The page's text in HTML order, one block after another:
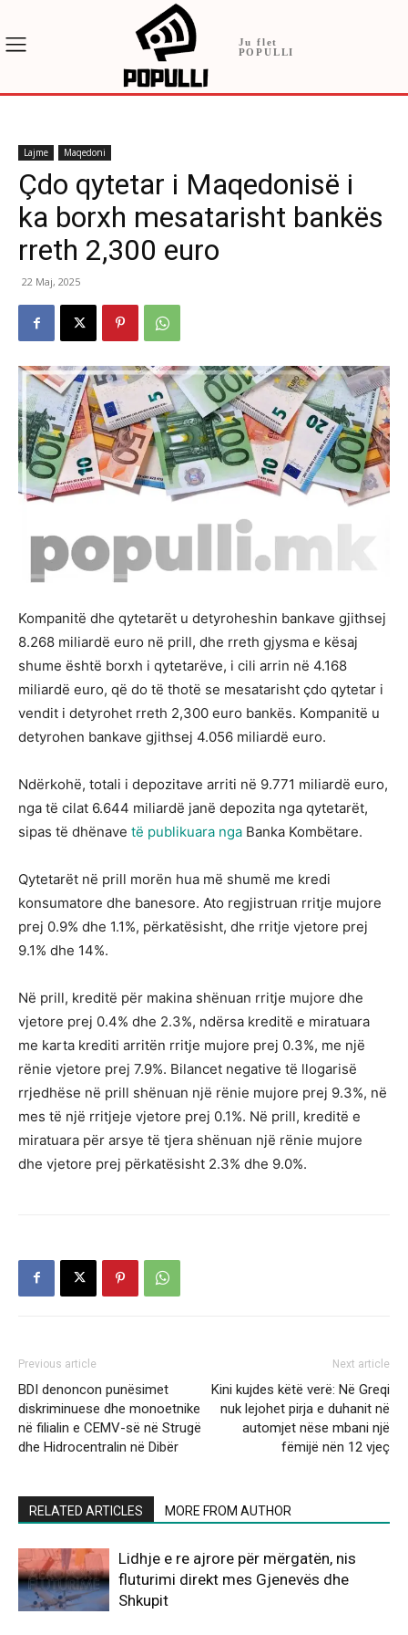
Ju flet
POPULLI
Lajme Maqedoni
Çdo qytetar i Maqedonisë i
ka borxh mesatarisht bankës
rreth 2,300 euro
22 Maj, 2025
Kompanitë dhe qytetarët u detyroheshin bankave gjithsej
8.268 miliardë euro në prill, dhe rreth gjysma e kësaj
shume është borxh i qytetarëve, i cili arrin në 4.168
miliardë euro, që do të thotë se mesatarisht çdo qytetar i
vendit i detyrohet rreth 2,300 euro bankës. Kompanitë u
detyrohen bankave gjithsej 4.056 miliardë euro.
Ndërkohë, totali i depozitave arriti në 9.771 miliardë euro,
nga të cilat 6.644 miliardë janë depozita nga qytetarët,
sipas të dhënave të publikuara nga Banka Kombëtare.
Qytetarët në prill morën hua më shumë me kredi
konsumatore dhe banesore. Ato regjistruan rritje mujore
prej 0.9% dhe 1.1%, përkatësisht, dhe rritje vjetore prej
9.1% dhe 14%.
Në prill, kreditë për makina shënuan rritje mujore dhe
vjetore prej 0.4% dhe 2.3%, ndërsa kreditë e miratuara
me karta krediti arritën rritje mujore prej 0.3%, me një
rënie vjetore prej 7.9%. Bilancet negative të llogarisë
rrjedhëse në prill shënuan një rënie mujore prej 9.3%, në
mes të një rritjeje vjetore prej 0.1%. Në prill, kreditë e
miratuara për arsye të tjera shënuan një rënie mujore
dhe vjetore prej përkatësisht 2.3% dhe 9.0%.
Previous article
BDI denoncon punësimet
diskriminuese dhe monoetnike
në filialin e CEMV-së në Strugë
dhe Hidrocentralin në Dibër
Next article
Kini kujdes këtë verë: Në Greqi
nuk lejohet pirja e duhanit në
automjet nëse mbani një
fëmijë nën 12 vjeç
RELATED ARTICLES MORE FROM AUTHOR
Lidhje e re ajrore për mërgatën, nis
fluturimi direkt mes Gjenevës dhe
Shkupit